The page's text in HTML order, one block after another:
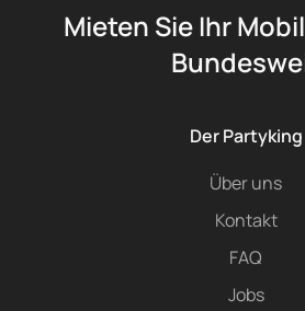
Mieten Sie Ihr
Der Partyking
Über uns
Kontakt
FAQ
Jobs